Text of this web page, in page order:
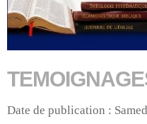
Date de publication :